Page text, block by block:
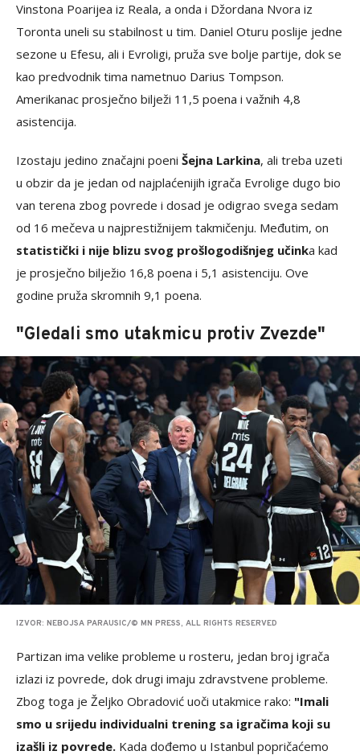
Vinstona Poarijea iz Reala, a onda i Džordana Nvora iz
Toronta uneli su stabilnost u tim. Daniel Oturu poslije jedne
sezone u Efesu, ali i Evroligi, pruža sve bolje partije, dok se
kao predvodnik tima nametnuo Darius Tompson.
Amerikanac prosječno bilježi 11,5 poena i važnih 4,8
asistencija.
Izostaju jedino značajni poeni Šejna Larkina, ali treba uzeti
u obzir da je jedan od najplaćenijih igrača Evrolige dugo bio
van terena zbog povrede i dosad je odigrao svega sedam
od 16 mečeva u najprestižnijem takmičenju. Međutim, on
statistički i nije blizu svog prošlogodišnjeg učinka kad
je prosječno bilježio 16,8 poena i 5,1 asistenciju. Ove
godine pruža skromnih 9,1 poena.
"Gledali smo utakmicu protiv Zvezde"
IZVOR: NEBOJSA PARAUSIC/© MN PRESS, ALL RIGHTS RESERVED
Partizan ima velike probleme u rosteru, jedan broj igrača
izlazi iz povrede, dok drugi imaju zdravstvene probleme.
Zbog toga je Željko Obradović uoči utakmice rako: "Imali
smo u srijedu individualni trening sa igračima koji su
izašli iz povrede. Kada dođemo u Istanbul popričaćemo